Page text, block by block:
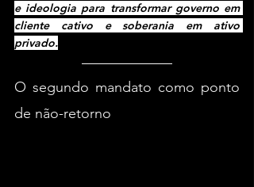
e ideologia para transformar governo em
cliente cativo e soberania em ativo
privado.
O segundo mandato como ponto
de não-retorno